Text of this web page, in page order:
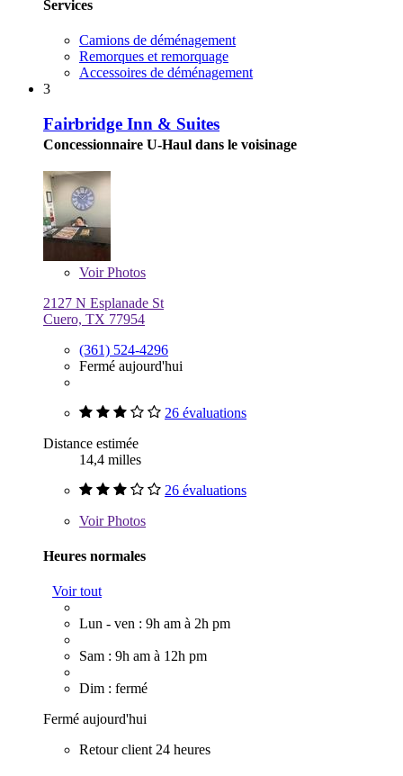
Services
Camions de déménagement
Remorques et remorquage
Accessoires de déménagement
3
Fairbridge Inn & Suites
Concessionnaire U-Haul dans le voisinage
VoirPhotos
2127 N Esplanade St
Cuero, TX 77954
(361) 524-4296
Fermé aujourd'hui
26 évaluations
Distance estimée
14,4 milles
26 évaluations
VoirPhotos
Heures normales
Voir tout
Lun - ven : 9h am à 2h pm
Sam : 9h am à 12h pm
Dim : fermé
Fermé aujourd'hui
Retour client 24 heures